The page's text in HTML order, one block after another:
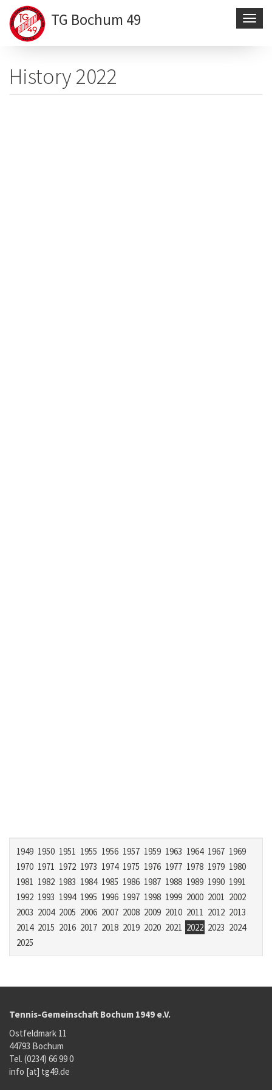
Inhalt
TG Bochum 49
History 2022
1949 1950 1951 1955 1956 1957 1959 1963 1964 1967 1969
1970 1971 1972 1973 1974 1975 1976 1977 1978 1979 1980
1981 1982 1983 1984 1985 1986 1987 1988 1989 1990 1991
1992 1993 1994 1995 1996 1997 1998 1999 2000 2001 2002
2003 2004 2005 2006 2007 2008 2009 2010 2011 2012 2013
2014 2015 2016 2017 2018 2019 2020 2021 2022 2023 2024
2025
Tennis-Gemeinschaft Bochum 1949 e.V.
Ostfeldmark 11
44793 Bochum
Tel. (0234) 66 99 0
info [at] tg49.de